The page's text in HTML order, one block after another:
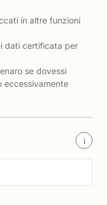
in altre funzioni
dati certificata per
se dovessi
eccessivamente
i